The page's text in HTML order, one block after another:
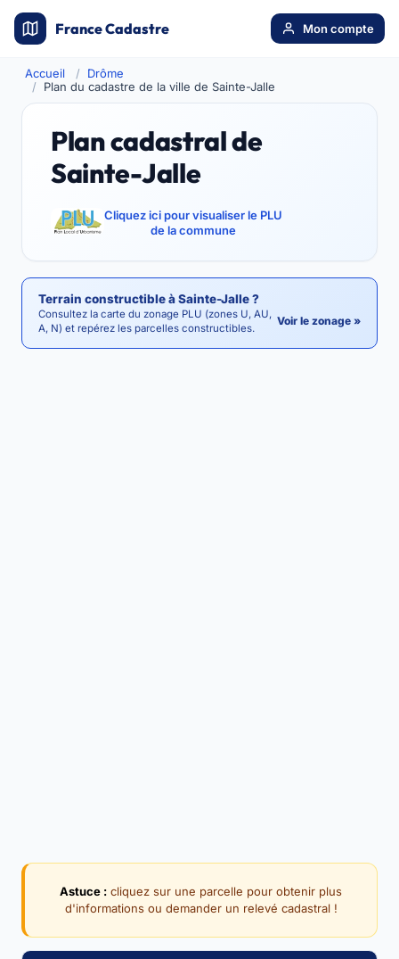
France Cadastre Mon compte
Accueil
Drôme
Plan du cadastre de la ville de Sainte-Jalle
Plan cadastral de
Sainte-Jalle
Cliquez ici pour visualiser le PLU
de la commune
Terrain constructible à Sainte-Jalle ?
Consultez la carte du zonage PLU (zones U, AU,
A, N) et repérez les parcelles constructibles.
Voir le zonage »
Astuce : cliquez sur une parcelle pour obtenir plus
d'informations ou demander un relevé cadastral !